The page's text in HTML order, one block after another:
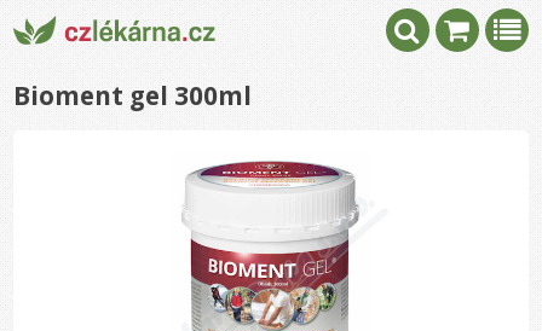
Bioment gel 300ml